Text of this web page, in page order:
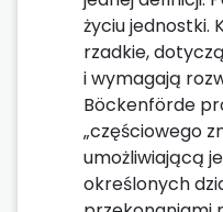
życiu jednostki.
rzadkie,
i wymagają
Böckenförde
„częściowego
umożliwiającą
określonych